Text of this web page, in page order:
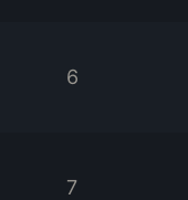
6
7